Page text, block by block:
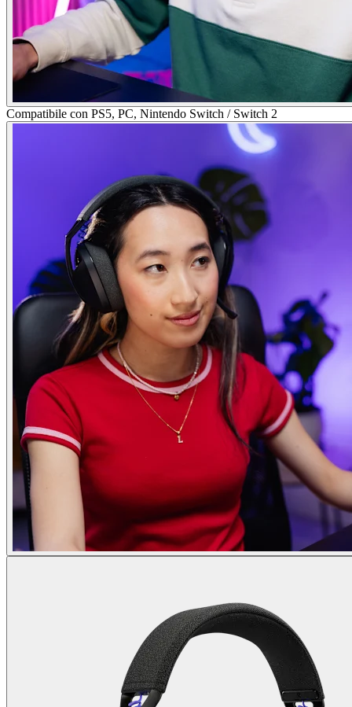
Compatibile con PS5, PC, Nintendo Switch / Switch 2